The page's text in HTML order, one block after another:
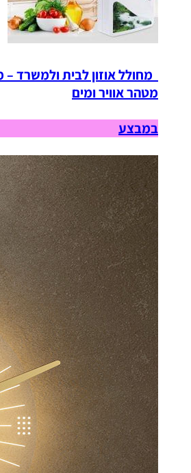
מחולל אוזון לבית ולמשרד –
מטהר אוויר ומים
במבצע